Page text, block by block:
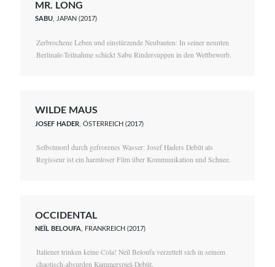
MR. LONG
SABU, JAPAN (2017)
Zerbrochene Leben und einstürzende Neubauten: In seiner neunten
Berlinale-Teilnahme schickt Sabu Rindersuppen in den Wettbewerb.
WILDE MAUS
JOSEF HADER , ÖSTERREICH (2017)
Selbstmord durch gefrorenes Wasser: Josef Haders Debüt als
Regisseur ist ein harmloser Film über Kommunikation und Schnee.
OCCIDENTAL
NEÏL BELOUFA , FRANKREICH (2017)
Italiener trinken keine Cola! Neïl Beloufa verzettelt sich in seinem
chaotisch-absurden Kammerspiel-Debüt.